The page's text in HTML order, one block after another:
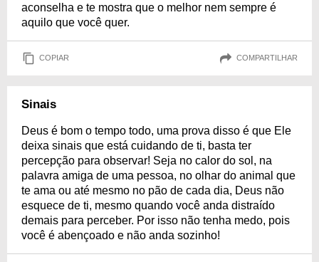
aconselha e te mostra que o melhor nem sempre é
aquilo que você quer.
COPIAR COMPARTILHAR
Sinais
Deus é bom o tempo todo, uma prova disso é que Ele
deixa sinais que está cuidando de ti, basta ter
percepção para observar! Seja no calor do sol, na
palavra amiga de uma pessoa, no olhar do animal que
te ama ou até mesmo no pão de cada dia, Deus não
esquece de ti, mesmo quando você anda distraído
demais para perceber. Por isso não tenha medo, pois
você é abençoado e não anda sozinho!